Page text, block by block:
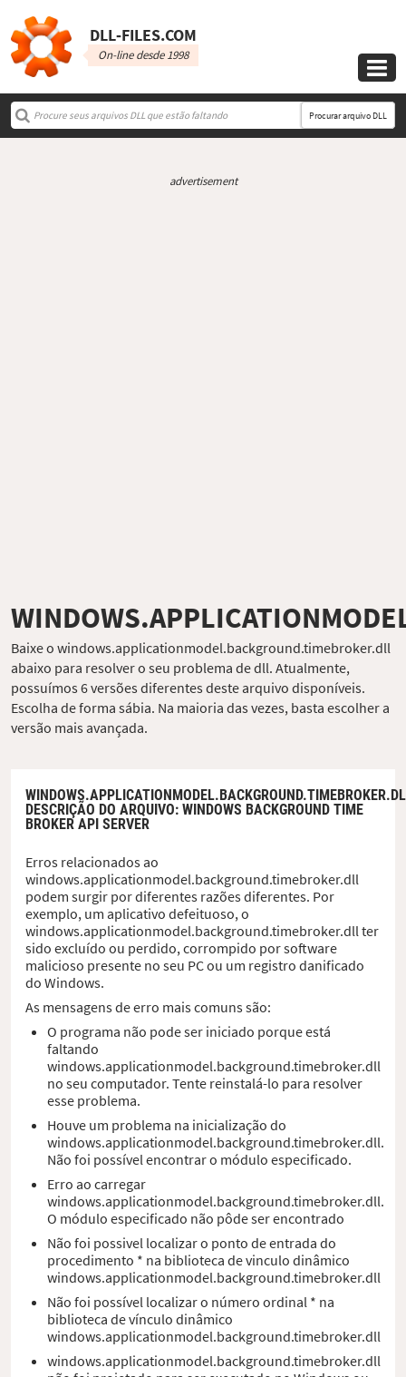
DLL‑FILES.COM
On-line desde 1998

Procurar arquivo DLL
advertisement
Baixe o windows.applicationmodel.background.timebroker.dll
abaixo para resolver o seu problema de dll. Atualmente,
possuímos 6 versões diferentes deste arquivo disponíveis.
Escolha de forma sábia. Na maioria das vezes, basta escolher a
versão mais avançada.
DESCRIÇÃO DO ARQUIVO: WINDOWS BACKGROUND TIME
BROKER API SERVER
Erros relacionados ao
windows.applicationmodel.background.timebroker.dll
podem surgir por diferentes razões diferentes. Por
exemplo, um aplicativo defeituoso, o
windows.applicationmodel.background.timebroker.dll ter
sido excluído ou perdido, corrompido por software
malicioso presente no seu PC ou um registro danificado
do Windows.
As mensagens de erro mais comuns são:
O programa não pode ser iniciado porque está
faltando
windows.applicationmodel.background.timebroker.dll
no seu computador. Tente reinstalá-lo para resolver
esse problema.
Houve um problema na inicialização do
windows.applicationmodel.background.timebroker.dll.
Não foi possível encontrar o módulo especificado.
Erro ao carregar
windows.applicationmodel.background.timebroker.dll.
O módulo especificado não pôde ser encontrado
Não foi possivel localizar o ponto de entrada do
procedimento * na biblioteca de vinculo dinâmico
windows.applicationmodel.background.timebroker.dll
Não foi possível localizar o número ordinal * na
biblioteca de vínculo dinâmico
windows.applicationmodel.background.timebroker.dll
windows.applicationmodel.background.timebroker.dll